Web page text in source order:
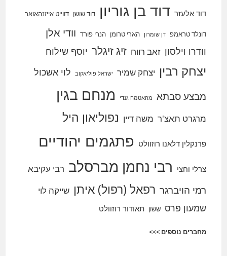
דוד אלעזר דוד בן גוריון דוד שושן דווייט אייזנהאואר
דונלד טראמפ דן שומרון הארי טרומן הנרי פורד וודי אלן
וודרו וילסון זאב רווח זיג זיגלר יוסף שילוח
יצחק רבין יצחק שמיר ישראל פוליאקוב לוי אשכול
מבצע סבתא מהאטמה גנדי מנחם בגין
מרגרט תאצ'ר משה דיין נפוליאון היל
פרנקלין דלאנו רוזוולט פתגמים יהודיים
צרלי וחצי רבי נחמן מברסלב רבי עקיבא
רמי הויברגר רפאל (רפול) איתן שייקה לוי
שמעון פרס ששון תאודור רוזוולט
מחברים נוספים >>>